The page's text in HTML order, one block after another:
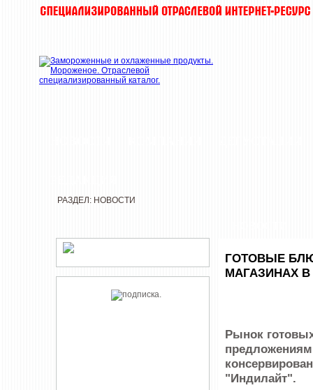
РАЗДЕЛ: НОВОСТИ
ГОТОВЫЕ
МАГАЗИНАХ В
Рынок
"Индилайт".